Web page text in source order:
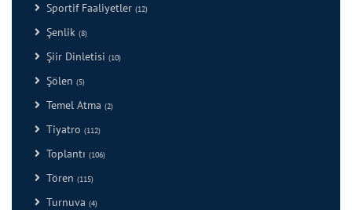
Sportif Faaliyetler (12)
Şenlik (8)
Şiir Dinletisi (10)
Şölen (5)
Temel Atma (2)
Tiyatro (112)
Toplantı (106)
Tören (115)
Turnuva (4)